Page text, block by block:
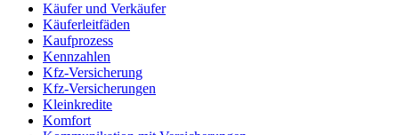
Käufer und Verkäufer
Käuferleitfäden
Kaufprozess
Kennzahlen
Kfz-Versicherung
Kfz-Versicherungen
Kleinkredite
Komfort